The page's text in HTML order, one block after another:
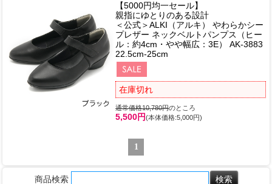
【5000円均一セール】
親指にゆとりのある設計
＜公式＞ALKI（アルキ） やわらかシー
プレザー ネックベルトパンプス（ヒー
ル：約4cm・やや幅広：3E） AK-3883
22.5cm-25cm
在庫切れ
通常価格10,780円のところ
5,500円(本体価格:5,000円)
1
商品検索